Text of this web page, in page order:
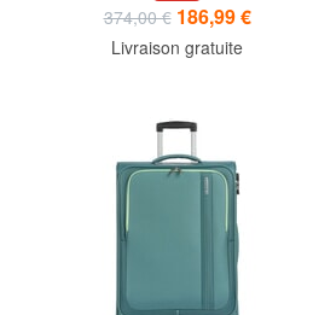
374,00 € 186,99 €
Livraison gratuite